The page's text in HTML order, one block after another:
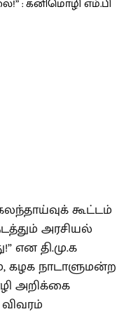
கூட்டம்
அரசியல்
என தி.மு.க
நாடாளுமன்ற
அறிக்கை